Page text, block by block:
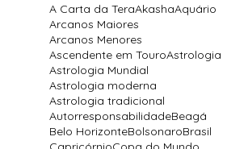
A Carta da TeraAkashaAquário
Arcanos Maiores
Arcanos Menores
Ascendente em TouroAstrologia
Astrologia Mundial
Astrologia moderna
Astrologia tradicional
AutorresponsabilidadeBeagá
Belo HorizonteBolsonaroBrasil